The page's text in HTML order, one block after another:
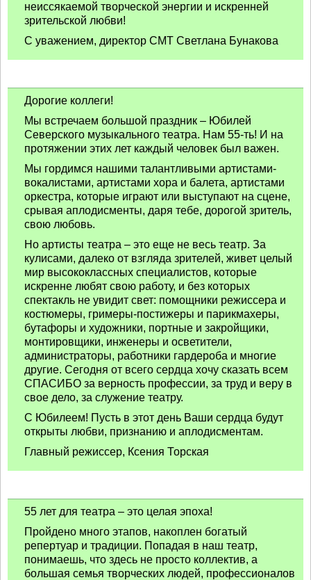
неиссякаемой творческой энергии и искренней
зрительской любви!
С уважением, директор СМТ Светлана Бунакова
Дорогие коллеги!
Мы встречаем большой праздник – Юбилей
Северского музыкального театра. Нам 55-ть! И на
протяжении этих лет каждый человек был важен.
Мы гордимся нашими талантливыми артистами-
вокалистами, артистами хора и балета, артистами
оркестра, которые играют или выступают на сцене,
срывая аплодисменты, даря тебе, дорогой зритель,
свою любовь.
Но артисты театра – это еще не весь театр. За
кулисами, далеко от взгляда зрителей, живет целый
мир высококлассных специалистов, которые
искренне любят свою работу, и без которых
спектакль не увидит свет: помощники режиссера и
костюмеры, гримеры-постижеры и парикмахеры,
бутафоры и художники, портные и закройщики,
монтировщики, инженеры и осветители,
администраторы, работники гардероба и многие
другие. Сегодня от всего сердца хочу сказать всем
СПАСИБО за верность профессии, за труд и веру в
свое дело, за служение театру.
С Юбилеем! Пусть в этот день Ваши сердца будут
открыты любви, признанию и аплодисментам.
Главный режиссер, Ксения Торская
55 лет для театра – это целая эпоха!
Пройдено много этапов, накоплен богатый
репертуар и традиции. Попадая в наш театр,
понимаешь, что здесь не просто коллектив, а
большая семья творческих людей, профессионалов